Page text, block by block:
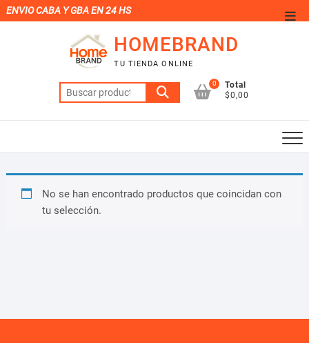
Saltar
al
ENVIO CABA Y GBA EN 24 HS
HOMEBRAND
TU TIENDA ONLINE
Buscar
por:
0
Total
$0,00
No se han encontrado productos que coincidan con
tu selección.